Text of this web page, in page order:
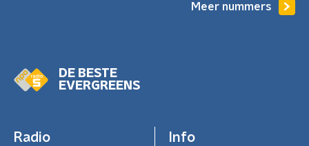
Meer nummers
DE BESTE
EVERGREENS
Radio Info